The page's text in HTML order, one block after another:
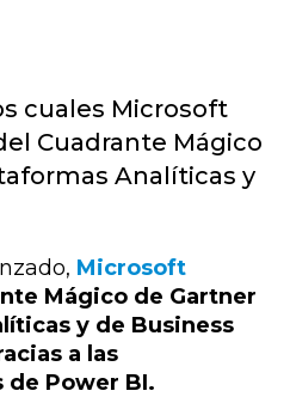
cuales Microsoft
Cuadrante Mágico
Analíticas y
Microsoft
Mágico de Gartner
y de Business
a las
de Power BI.